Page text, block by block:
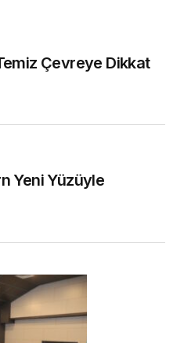
kullanılması için
ve site adresim bu
Çevreye Dikkat
Yeni Yüzüyle